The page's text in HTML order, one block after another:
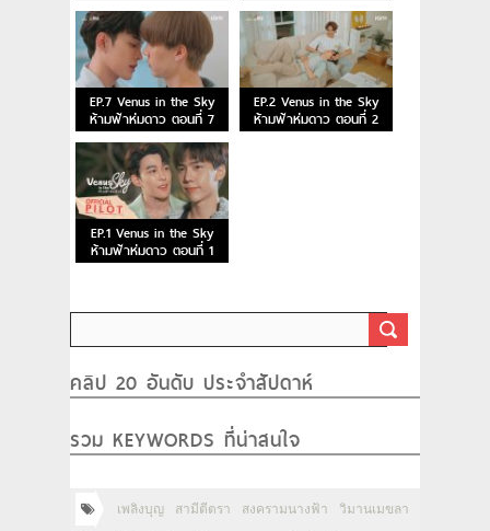
EP.7 Venus in the Sky
ห้ามฟ้าห่มดาว ตอนที่ 7
EP.2 Venus in the Sky
ห้ามฟ้าห่มดาว ตอนที่ 2
EP.1 Venus in the Sky
ห้ามฟ้าห่มดาว ตอนที่ 1
คลิป 20 อันดับ ประจำสัปดาห์
รวม KEYWORDS ที่น่าสนใจ
เพลิงบุญ สามีตีตรา สงครามนางฟ้า วิมานเมขลา